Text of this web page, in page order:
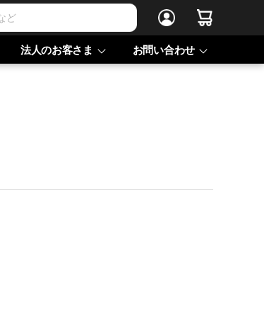
法人のお客さま お問い合わせ